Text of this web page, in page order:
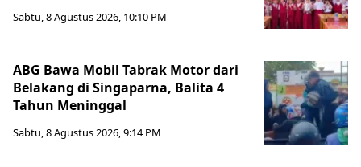
Sabtu, 8 Agustus 2026, 10:10 PM
ABG Bawa Mobil Tabrak Motor dari
Belakang di Singaparna, Balita 4
Tahun Meninggal
Sabtu, 8 Agustus 2026, 9:14 PM